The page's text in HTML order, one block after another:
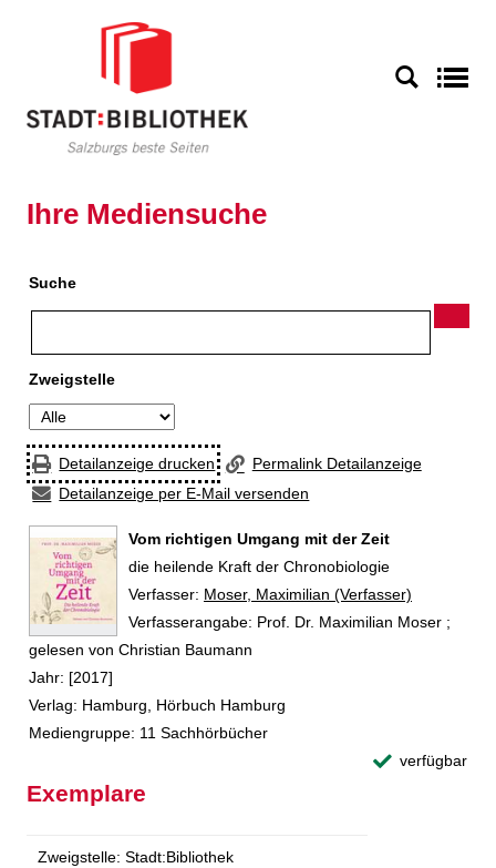
Ihre Mediensuche
Suche
Zweigstelle
Detailanzeige drucken
Permalink Detailanzeige
Detailanzeige per E-Mail versenden
Vom richtigen Umgang mit der Zeit
die heilende Kraft der Chronobiologie
Verfasser: Suche nach diesem Verfasser
Moser, Maximilian (Verfasser)
Verfasserangabe: Prof. Dr. Maximilian Moser ;
gelesen von Christian Baumann
Jahr: [2017]
Verlag: Hamburg, Hörbuch Hamburg
Mediengruppe: 11 Sachhörbücher
verfügbar
Exemplare
Zweigstelle: Stadt:Bibliothek